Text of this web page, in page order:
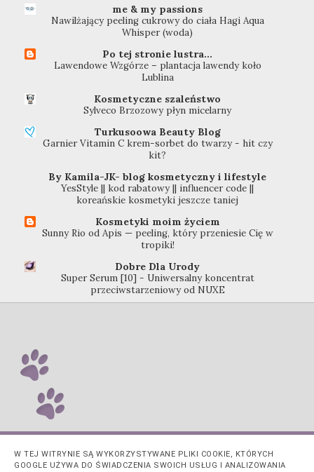
me & my passions
Nawilżający peeling cukrowy do ciała Hagi Aqua
Whisper (woda)
Po tej stronie lustra...
Lawendowe Wzgórze – plantacja lawendy koło
Lublina
Kosmetyczne szaleństwo
Sylveco Brzozowy płyn micelarny
Turkusoowa Beauty Blog
Garnier Vitamin C krem-sorbet do twarzy - hit czy
kit?
By Kamila-JK- blog kosmetyczny i lifestyle
YesStyle || kod rabatowy || influencer code ||
koreańskie kosmetyki jeszcze taniej
Kosmetyki moim życiem
Sunny Rio od Apis — peeling, który przeniesie Cię w
tropiki!
Dobre Dla Urody
Super Serum [10] - Uniwersalny koncentrat
przeciwstarzeniowy od NUXE
W TEJ WITRYNIE SĄ WYKORZYSTYWANE PLIKI COOKIE, KTÓRYCH
GOOGLE UŻYWA DO ŚWIADCZENIA SWOICH USŁUG I ANALIZOWANIA